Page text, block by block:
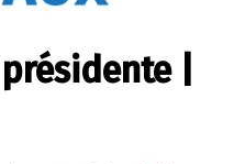
|